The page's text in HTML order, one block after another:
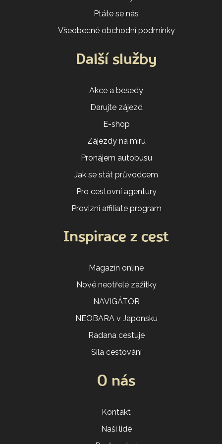
Ptáte se nás
Všeobecné obchodní podmínky
Další služby
Akce a besedy
Darujte zájezd
E-shop
Zájezdy na míru
Pronájem autobusu
Jak se stát průvodcem
Pro cestovní agentury
Provizní affiliate program
Inspirace z cest
Magazín online
Nové neotřelé zážitky
NAVIGÁTOR
NEOBARA v Japonsku
Radana cestuje
Síla cestování
O nás
Kontakt
Naši lidé